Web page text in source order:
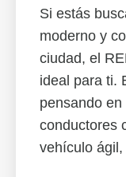
Si estás
moderno y
ciudad, el
ideal para ti.
pensando
conductores
vehículo